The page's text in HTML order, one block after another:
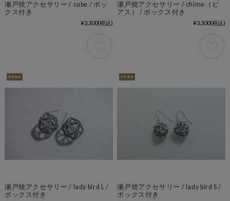
瀬戸焼アクセサリー / cube / ボッ
クス付き
¥3,300(税込)
瀬戸焼アクセサリー / chime（ピ
アス） / ボックス付き
¥3,300(税込)
瀬戸焼アクセサリー / lady bird L /
ボックス付き
瀬戸焼アクセサリー / lady bird S /
ボックス付き